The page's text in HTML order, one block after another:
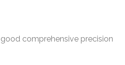
comprehensive precision